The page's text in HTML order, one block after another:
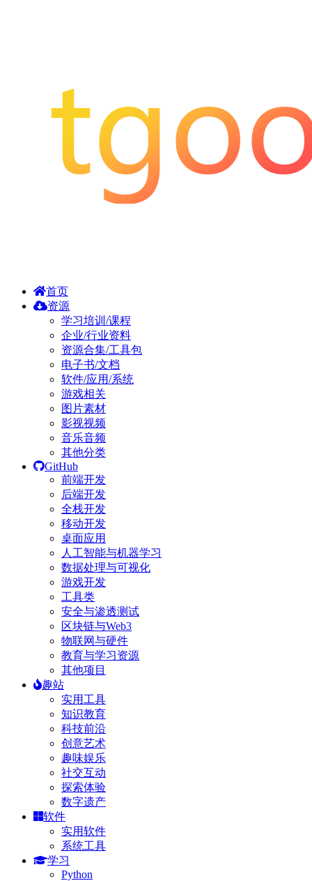
首页
资源
学习培训/课程
企业/行业资料
资源合集/工具包
电子书/文档
软件/应用/系统
游戏相关
图片素材
影视视频
音乐音频
其他分类
GitHub
前端开发
后端开发
全栈开发
移动开发
桌面应用
人工智能与机器学习
数据处理与可视化
游戏开发
工具类
安全与渗透测试
区块链与Web3
物联网与硬件
教育与学习资源
其他项目
趣站
实用工具
知识教育
科技前沿
创意艺术
趣味娱乐
社交互动
探索体验
数字遗产
软件
实用软件
系统工具
学习
Python